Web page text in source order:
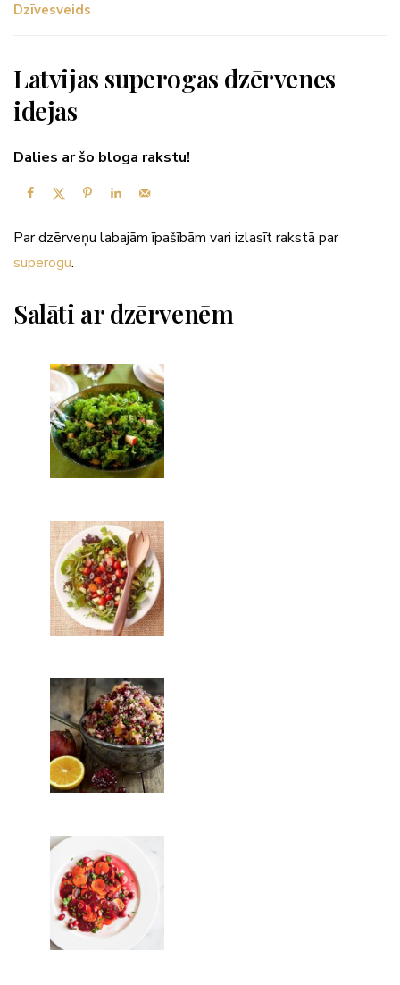
Dzīvesveids
Latvijas superogas dzērvenes
idejas
Dalies ar šo bloga rakstu!
Par dzērveņu labajām īpašībām vari izlasīt rakstā par
superogu.
Salāti ar dzērvenēm